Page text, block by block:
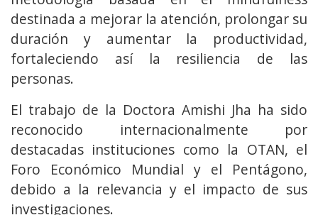
destinada a mejorar la atención, prolongar su
duración y aumentar la productividad,
fortaleciendo así la resiliencia de las
personas.
El trabajo de la Doctora Amishi Jha ha sido
reconocido internacionalmente por
destacadas instituciones como la OTAN, el
Foro Económico Mundial y el Pentágono,
debido a la relevancia y el impacto de sus
investigaciones.